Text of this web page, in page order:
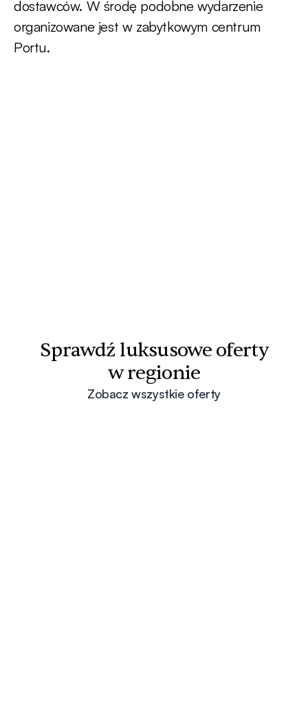
dostawców. W środę podobne wydarzenie
organizowane jest w zabytkowym centrum
Portu.
Sprawdź luksusowe oferty
w regionie
Zobacz wszystkie oferty